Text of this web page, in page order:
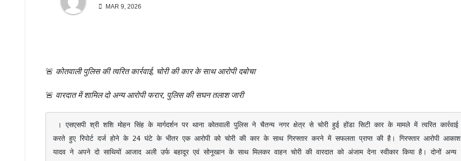
MAR 9, 2026
🚨 कोतवाली पुलिस की त्वरित कार्रवाई, चोरी की कार के साथ आरोपी दबोचा
🚨 वारदात में शामिल दो अन्य आरोपी फरार, पुलिस की सघन तलाश जारी
करते हुए रिपोर्ट दर्ज होने के 24 घंटे के भीतर एक आरोपी को चोरी की कार के साथ गिरफ्तार करने में सफलता प्राप्त की है। गिरफ्तार आरोपी आकाश
यादव ने अपने दो साथियों आजाद अली उर्फ बहादूर एवं सोनूखान के साथ मिलकर वाहन चोरी की वारदात को अंजाम देना स्वीकार किया है। दोनों अन्य